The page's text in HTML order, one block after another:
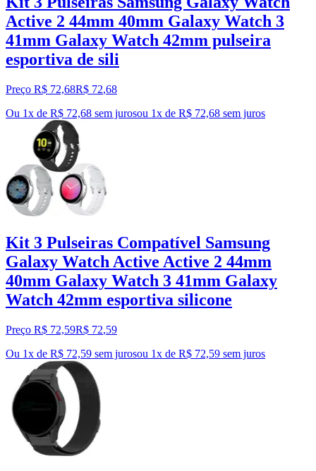
Active 2 44mm 40mm Galaxy Watch 3
41mm Galaxy Watch 42mm pulseira
esportiva de sili
Preço R$ 72,68R$ 72,68
Ou 1x de R$ 72,68 sem jurosou 1x de R$ 72,68 sem juros
Kit 3 Pulseiras Compatível Samsung
Galaxy Watch Active Active 2 44mm
40mm Galaxy Watch 3 41mm Galaxy
Watch 42mm esportiva silicone
Preço R$ 72,59R$ 72,59
Ou 1x de R$ 72,59 sem jurosou 1x de R$ 72,59 sem juros